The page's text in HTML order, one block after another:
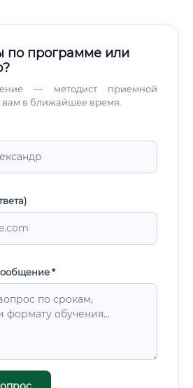
по программе или
— методист приемной
вам в ближайшее время.
*